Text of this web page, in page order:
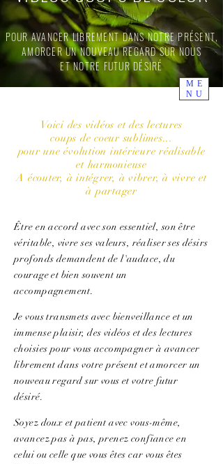
ME
NU
MARIE ANDRIEUTAROT, ORACLE ET BIEN PLUS...
Pour un supplément d'Âme partagé
Déposez
votre avis
ici
POUR AVANCER LIBREMENT DANS NOTRE PRÉSENT,
AMORCER UN NOUVEAU REGARD SUR NOUS
ET NOTRE FUTUR DÉSIRÉ
Voici des vidéos et des lectures
coups de coeur sublimes...
pour une évolution intérieure réalisable
et harmonieuse
A écouter, à intégrer, à vibrer, à vivre et
à partager
Être en accord avec son essentiel, son être
véritable, vivre ses valeurs, réaliser ses désirs
profonds demandent de l'audace, du
courage et bien souvent un
accompagnement.
Je vous transmets avec bienveillance et un
immense plaisir, des vidéos et des lectures
choisies pour vous accompagner à avancer
librement dans votre présent et amorcer un
nouveau regard sur vous et votre futur
désiré.
Soyez doux et patient avec vous-même,
avancez pas à pas, prenez confiance en
celui ou celle que vous êtes car vous êtes